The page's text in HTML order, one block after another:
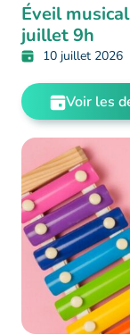
Éveil
juillet 9h
10 juillet 2026
Voir les